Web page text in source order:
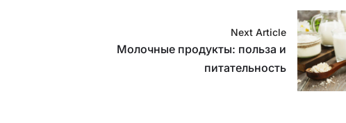
Next Article
Молочные продукты: польза и
питательность